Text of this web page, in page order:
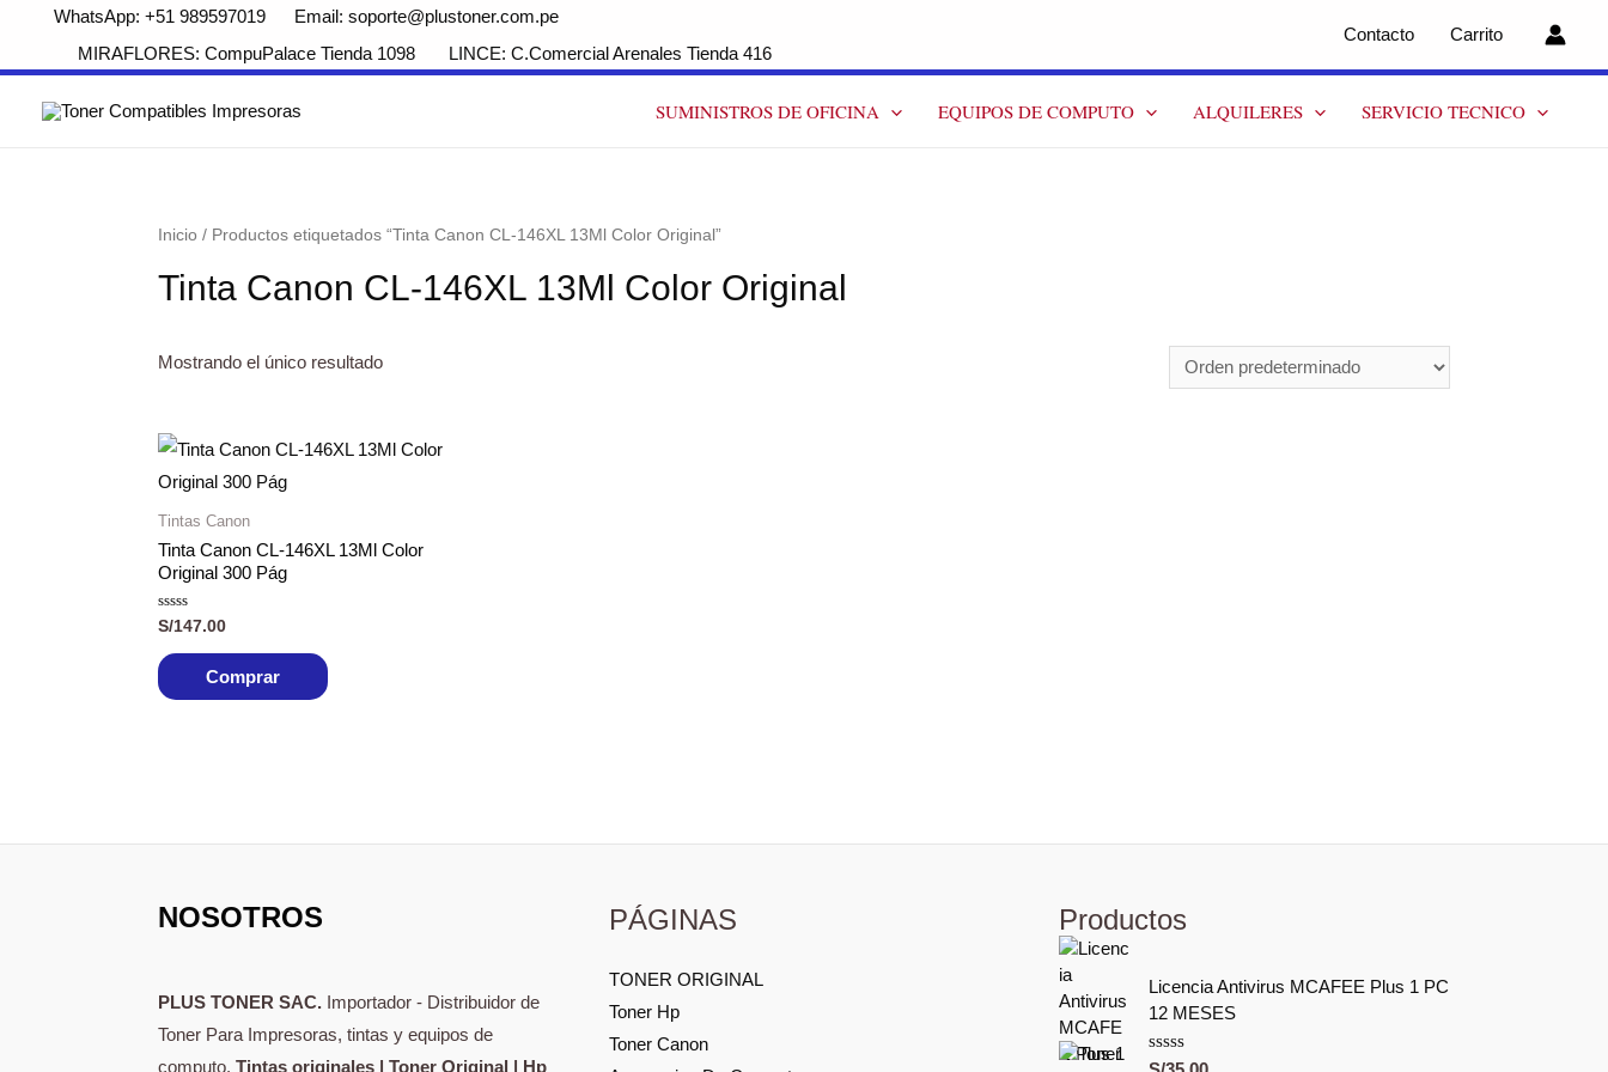
WhatsApp: +51 989597019 Email: soporte@plustoner.com.pe
MIRAFLORES: CompuPalace Tienda 1098 LINCE: C.Comercial Arenales Tienda 416
Contacto Carrito
SUMINISTROS DE OFICINA EQUIPOS DE COMPUTO ALQUILERES SERVICIO TECNICO
Inicio / Productos etiquetados “Tinta Canon CL-146XL 13Ml Color Original”
Tinta Canon CL-146XL 13Ml Color Original
Mostrando el único resultado
Tintas Canon
Tinta Canon CL-146XL 13Ml Color
Original 300 Pág
Valorado
0
de
5
S/147.00
Comprar
NOSOTROS
PLUS TONER SAC. Importador - Distribuidor de
Toner Para Impresoras, tintas y equipos de
computo. Tintas originales | Toner Original | Hp
PÁGINAS
TONER ORIGINAL
Toner Hp
Toner Canon
Productos
Licencia Antivirus MCAFEE Plus 1 PC
12 MESES
V